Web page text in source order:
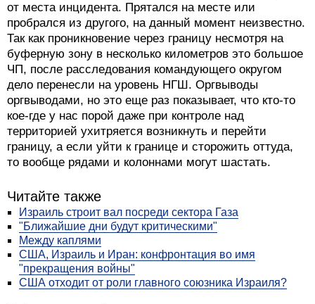
от места инцидента. Прятался на месте или
пробрался из другого, на данный момент неизвестно.
Так как проникновение через границу несмотря на
буферную зону в несколько километров это большое
ЧП, после расследования командующего округом
дело перенесли на уровень НГШ. Оргвыводы
оргвыводами, но это еще раз показывает, что кто-то
кое-где у нас порой даже при контроле над
территорией ухитряется возникнуть и перейти
границу, а если уйти к границе и сторожить оттуда,
то вообще рядами и колоннами могут шастать.
Читайте также
Израиль строит вал посреди сектора Газа
"Ближайшие дни будут критическими"
Между каплями
США, Израиль и Иран: конфронтация во имя
"прекращения войны"
США отходит от роли главного союзника Израиля?